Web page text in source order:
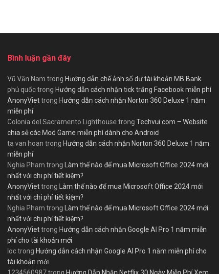
Bình luận gần đây
Vũ Văn Nam trong Hướng dẫn chế ảnh số dư tài khoản MB Bank
phú quốctrong Hướng dẫn cách nhận tick trắng Facebook miễn phí
AnonyViettrong Hướng dẫn cách nhận Norton 360 Deluxe 1 năm
miễn phí
Colonia del Sacramento Lighthouse trong Techvui.com – Website
chia sẻ các Mod Game miễn phí dành cho Android
ta van hoan trong Hướng dẫn cách nhận Norton 360 Deluxe 1 năm
miễn phí
Nghia Pham trong Làm thế nào để mua Microsoft Office 2024 mới
nhất với chi phí tiết kiệm?
AnonyViettrong Làm thế nào để mua Microsoft Office 2024 mới
nhất với chi phí tiết kiệm?
Nghia Pham trong Làm thế nào để mua Microsoft Office 2024 mới
nhất với chi phí tiết kiệm?
AnonyViettrong Hướng dẫn cách nhận Google AI Pro 1 năm miễn
phí cho tài khoản mới
loctrong Hướng dẫn cách nhận Google AI Pro 1 năm miễn phí cho
tài khoản mới
1234560987trong Hướng Dẫn Nhận Netflix 30 Ngày Miễn Phí Xem